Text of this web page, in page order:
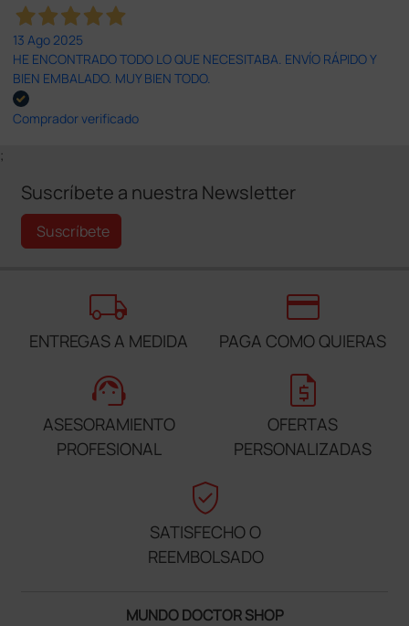
13 Ago 2025
HE ENCONTRADO TODO LO QUE NECESITABA. ENVÍO RÁPIDO Y
BIEN EMBALADO. MUY BIEN TODO.
Comprador verificado
;
Suscríbete a nuestra Newsletter
Suscríbete
local_shipping
ENTREGAS A MEDIDA
credit_card
PAGA COMO QUIERAS
support_agent
ASESORAMIENTO
PROFESIONAL
request_quote
OFERTAS
PERSONALIZADAS
verified_user
SATISFECHO O
REEMBOLSADO
MUNDO DOCTOR SHOP